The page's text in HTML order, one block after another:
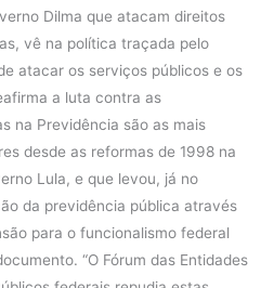
Dilma que atacam direitos
vê na política traçada pelo
atacar os serviços públicos e os
a luta contra as
na Previdência são as mais
desde as reformas de 1998 na
Lula, e que levou, já no
da previdência pública através
para o funcionalismo federal
“O Fórum das Entidades